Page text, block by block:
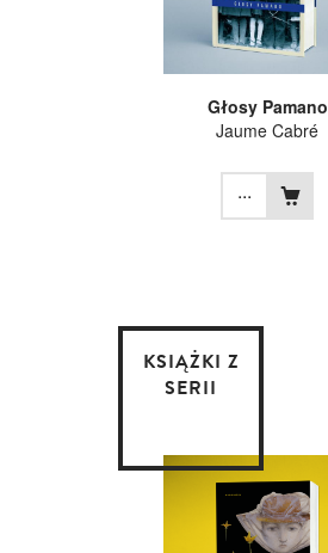
Głosy Pamano
Jaume Cabré
...
KSIĄŻKI Z
SERII